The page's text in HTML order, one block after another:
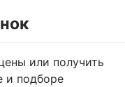
или получить
и подборе